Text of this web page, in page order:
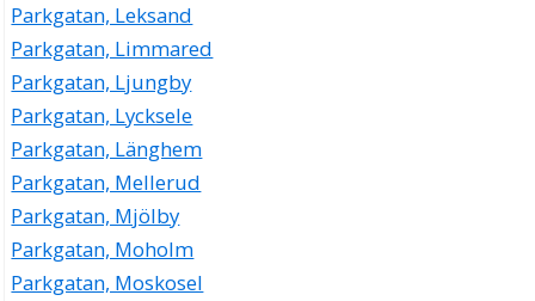
Parkgatan, Leksand
Parkgatan, Limmared
Parkgatan, Ljungby
Parkgatan, Lycksele
Parkgatan, Länghem
Parkgatan, Mellerud
Parkgatan, Mjölby
Parkgatan, Moholm
Parkgatan, Moskosel